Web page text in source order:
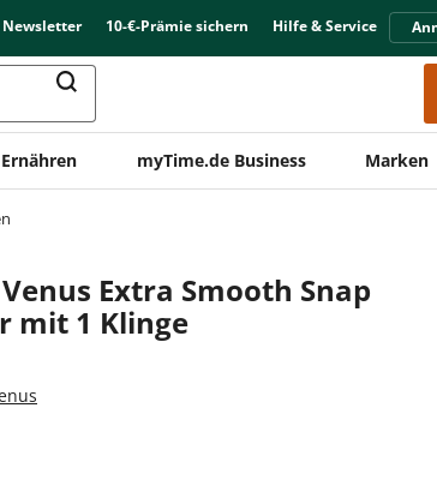
Newsletter 10-€-Prämie sichern Hilfe & Service
Ernähren myTime.de Business Marken
Extra Smooth Snap
mit 1 Klinge